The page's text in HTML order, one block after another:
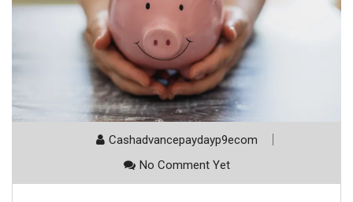
Cashadvancepaydayp9ecom
No Comment Yet